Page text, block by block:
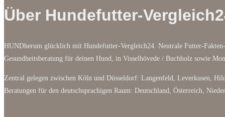
Über Hundefutter-
HUNDherum glücklich mit Hundefutter-Vergleich24. Neutrale Futter-
Gesundheitsberatung für deinen Hund, in Visselhövede / Buchholz sowie
Zentral gelegen zwischen Köln und Düsseldorf: Langenfeld, Leverkusen,
Beratungen für den deutschsprachigen Raum: Deutschland, Österreich,